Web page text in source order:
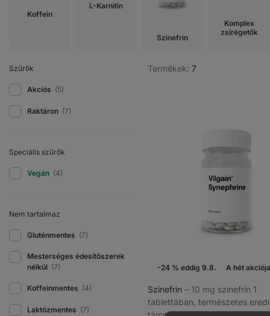
Koffein
L-Karnitin
Szinefrin
Komplex
zsírégetők
Termékek: 7
Szűrők
Akciós (5)
Raktáron (7)
Speciális szűrők
Vegán (4)
Nem tartalmaz
Gluténmentes (7)
Mesterséges édesítőszerek
nélkül (7)
Koffeinmentes (4)
Laktózmentes (7)
-24 % eddig 9.8. A hét akciója
Szinefrin ⁠–⁠ 10 mg szinefrin 1
tablettában, természetes